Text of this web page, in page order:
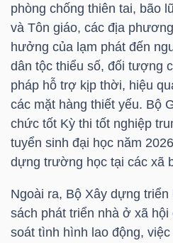
phòng chống thiên tai, bão
và Tôn giáo, các địa
hưởng của lạm phát đến
dân tộc thiểu số, đối tượng
pháp hỗ trợ kịp thời, hiệu
các mặt hàng thiết yếu. Bộ
chức tốt Kỳ thi tốt nghiệp
tuyển sinh đại học năm
dựng trường học tại các xã
Ngoài ra, Bộ Xây dựng
sách phát triển nhà ở xã
soát tình hình lao động,
tức
(-)
Bài
viết
của
tác
Báo